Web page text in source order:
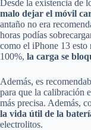
Desde la existencia de
malo dejar el móvil
antaño no era
horas podías
como el iPhone 13 esto
100%, la carga se
Además, es
para que la calibración
más precisa. Además,
la vida útil de la
electrolitos.